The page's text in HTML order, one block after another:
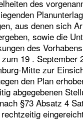
des
aus denen sich
sowie die
des
19 . September
Mitte zur
den Plan
abgegebenen
§73 Absatz 4